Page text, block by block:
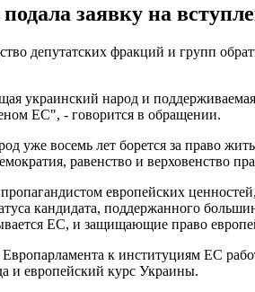
заявку на
депутатских фракций и групп
украинский народ и
ЕС", - говорится в обращении.
уже восемь лет борется за право
равенство и верховенство
европейских
кандидата, поддержанного
ЕС, и защищающие право
к институциям ЕС
и европейский курс Украины.